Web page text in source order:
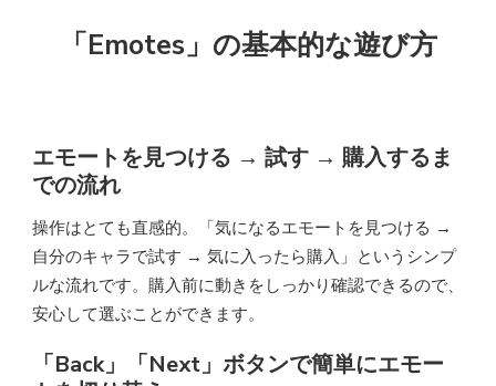
「Emotes」の基本的な遊び方
エモートを見つける → 試す → 購入するま
での流れ
操作はとても直感的。「気になるエモートを見つける →
自分のキャラで試す → 気に入ったら購入」というシンプ
ルな流れです。購入前に動きをしっかり確認できるので、
安心して選ぶことができます。
「Back」「Next」ボタンで簡単にエモー